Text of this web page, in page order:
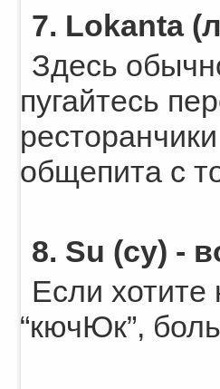
7. Lokanta
Здесь
пугайтесь
общепита с
8. Su (су) -
Если хотите
“кючЮк”,